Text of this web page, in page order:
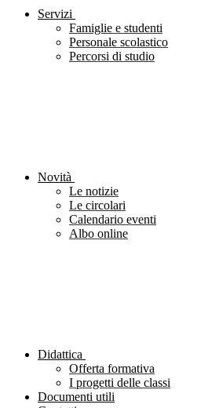
Servizi
Famiglie e studenti
Personale scolastico
Percorsi di studio
Novità
Le notizie
Le circolari
Calendario eventi
Albo online
Didattica
Offerta formativa
I progetti delle classi
Documenti utili